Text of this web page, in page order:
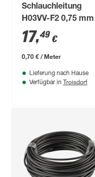
Schlauchleitung
H03VV-F2 0,75 mm
17,49 €
0,70 € / Meter
Lieferung nach Hause
Verfügbar in Troisdorf